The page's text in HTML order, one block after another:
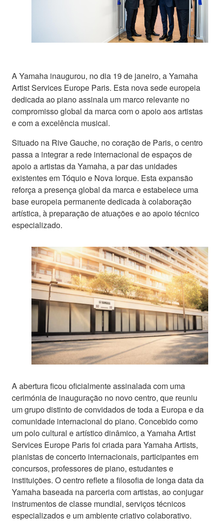
A Yamaha inaugurou, no dia 19 de janeiro, a Yamaha
Artist Services Europe Paris. Esta nova sede europeia
dedicada ao piano assinala um marco relevante no
compromisso global da marca com o apoio aos artistas
e com a excelência musical.
Situado na Rive Gauche, no coração de Paris, o centro
passa a integrar a rede internacional de espaços de
apoio a artistas da Yamaha, a par das unidades
existentes em Tóquio e Nova Iorque. Esta expansão
reforça a presença global da marca e estabelece uma
base europeia permanente dedicada à colaboração
artística, à preparação de atuações e ao apoio técnico
especializado.
A abertura ficou oficialmente assinalada com uma
cerimónia de inauguração no novo centro, que reuniu
um grupo distinto de convidados de toda a Europa e da
comunidade internacional do piano. Concebido como
um polo cultural e artístico dinâmico, a Yamaha Artist
Services Europe Paris foi criada para Yamaha Artists,
pianistas de concerto internacionais, participantes em
concursos, professores de piano, estudantes e
instituições. O centro reflete a filosofia de longa data da
Yamaha baseada na parceria com artistas, ao conjugar
instrumentos de classe mundial, serviços técnicos
especializados e um ambiente criativo colaborativo.